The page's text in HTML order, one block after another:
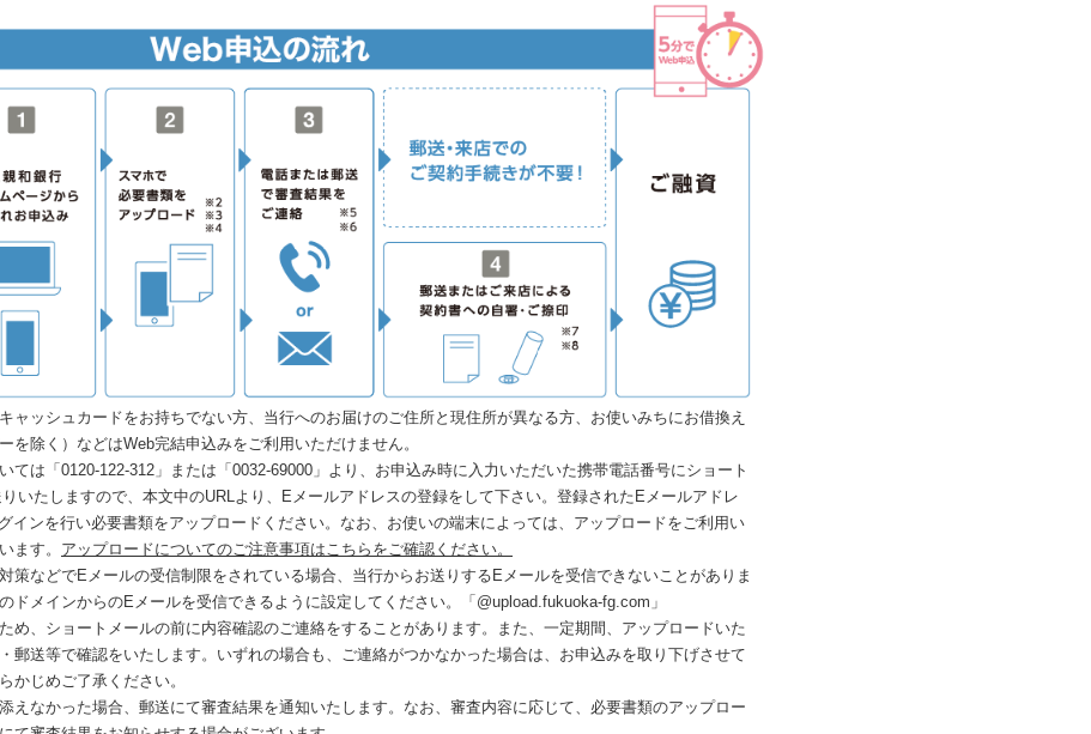
ャッシュカードをお持ちでない方、当行へのお届けのご住所と現住所が異なる方、お使いみちにお借換え
を除く）などはWeb完結申込みをご利用いただけません。
ては「0120-122-312」または「0032-69000」より、お申込み時に入力いただいた携帯電話番号にショート
いたしますので、本文中のURLより、Eメールアドレスの登録をして下さい。登録されたEメールアドレ
インを行い必要書類をアップロードください。なお、お使いの端末によっては、アップロードをご利用い
ます。 アップロードについてのご注意事項はこちらをご確認ください。
策などでEメールの受信制限をされている場合、当行からお送りするEメールを受信できないことがありま
ドメインからのEメールを受信できるように設定してください。「@upload.fukuoka-fg.com」
め、ショートメールの前に内容確認のご連絡をすることがあります。また、一定期間、アップロードいた
郵送等で確認をいたします。いずれの場合も、ご連絡がつかなかった場合は、お申込みを取り下げさせて
かじめご了承ください。
えなかった場合、郵送にて審査結果を通知いたします。なお、審査内容に応じて、必要書類のアップロー